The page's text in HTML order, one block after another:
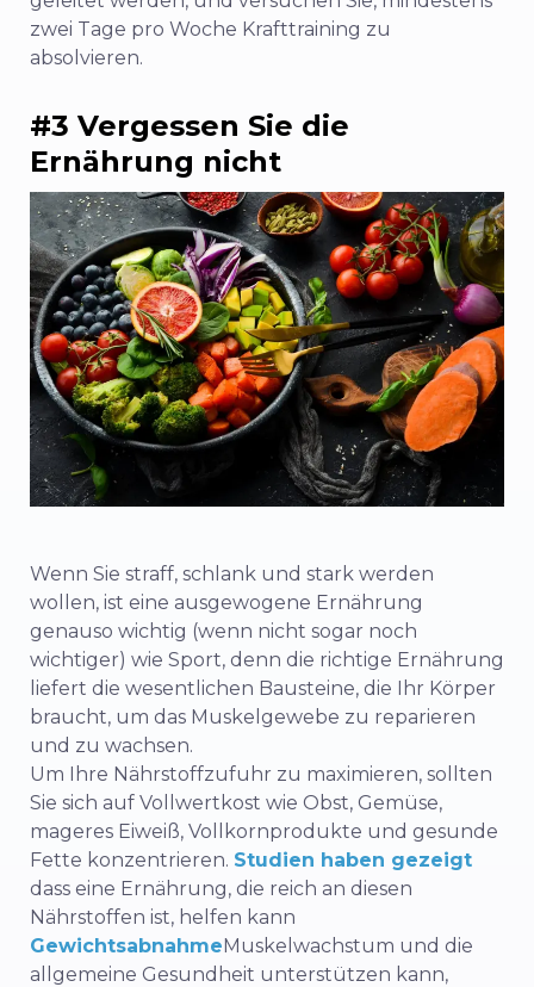
zwei Tage pro Woche Krafttraining zu
absolvieren.
#3 Vergessen Sie die
Ernährung nicht
Wenn Sie straff, schlank und stark werden
wollen, ist eine ausgewogene Ernährung
genauso wichtig (wenn nicht sogar noch
wichtiger) wie Sport, denn die richtige Ernährung
liefert die wesentlichen Bausteine, die Ihr Körper
braucht, um das Muskelgewebe zu reparieren
und zu wachsen.
Um Ihre Nährstoffzufuhr zu maximieren, sollten
Sie sich auf Vollwertkost wie Obst, Gemüse,
mageres Eiweiß, Vollkornprodukte und gesunde
Fette konzentrieren. Studien haben gezeigt
dass eine Ernährung, die reich an diesen
Nährstoffen ist, helfen kann
GewichtsabnahmeMuskelwachstum und die
allgemeine Gesundheit unterstützen kann,